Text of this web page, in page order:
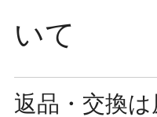
いて
返品・交換は